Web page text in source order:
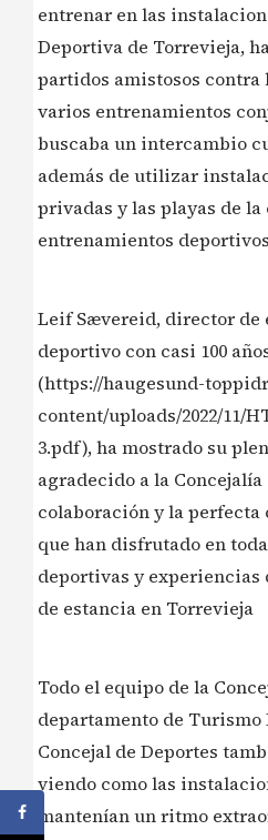
entrenar en las
Deportiva de Torrevieja,
partidos amistosos contra
varios entrenamientos
buscaba un intercambio
además de utilizar
privadas y las playas de
entrenamientos
️Leif Sævereid, director de
deportivo con casi 100
(https://haugesund-
content/uploads/2022/11/
3.pdf), ha mostrado su
agradecido a la
colaboración y la
que han disfrutado en
deportivas y experiencias
de estancia en Torrevieja
Todo el equipo de la
departamento de
Concejal de Deportes
viendo como las
mantenían un ritmo